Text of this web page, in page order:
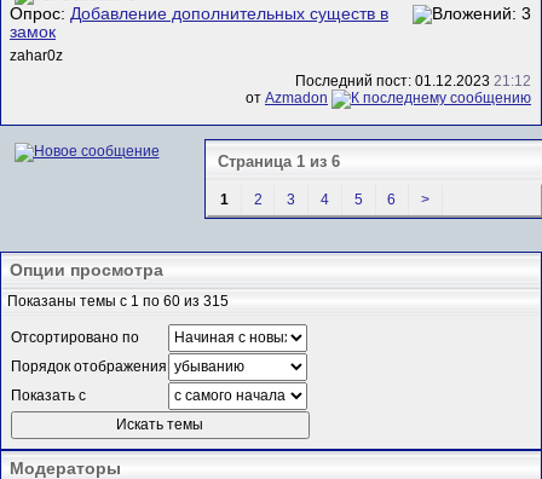
Опрос: Добавление дополнительных существ в
замок
zahar0z
Последний пост: 01.12.2023 21:12
от Azmadon
Страница 1 из 6
1 2 3 4 5 6 >
Опции просмотра
Показаны темы с 1 по 60 из 315
Отсортировано по
Порядок отображения
Показать с
Модераторы